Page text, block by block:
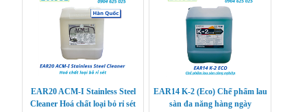
EAR20 ACM-I Stainless Steel
Cleaner Hoá chất loại bỏ rỉ sét
EAR14 K-2 (Eco) Chế phẩm lau
sàn đa năng hàng ngày